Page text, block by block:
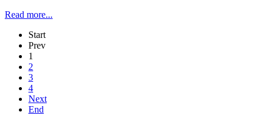
Read more...
Start
Prev
1
2
3
4
Next
End